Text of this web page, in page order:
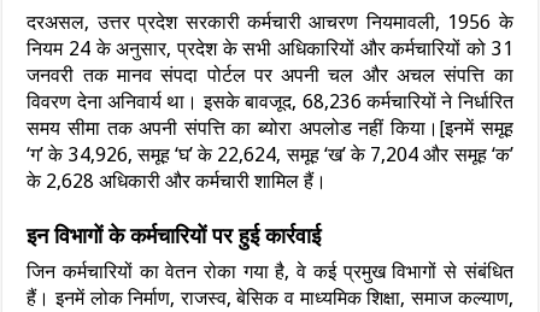
दरअसल, उत्तर प्रदेश सरकारी कर्मचारी आचरण नियमावली, 1956 के
नियम 24 के अनुसार, प्रदेश के सभी अधिकारियों और कर्मचारियों को 31
जनवरी तक मानव संपदा पोर्टल पर अपनी चल और अचल संपत्ति का
विवरण देना अनिवार्य था। इसके बावजूद, 68,236 कर्मचारियों ने निर्धारित
समय सीमा तक अपनी संपत्ति का ब्योरा अपलोड नहीं किया।[इनमें समूह
‘ग’ के 34,926, समूह ‘घ’ के 22,624, समूह ‘ख’ के 7,204 और समूह ‘क’
के 2,628 अधिकारी और कर्मचारी शामिल हैं।
इन विभागों के कर्मचारियों पर हुई कार्रवाई
जिन कर्मचारियों का वेतन रोका गया है, वे कई प्रमुख विभागों से संबंधित
हैं। इनमें लोक निर्माण, राजस्व, बेसिक व माध्यमिक शिक्षा, समाज कल्याण,